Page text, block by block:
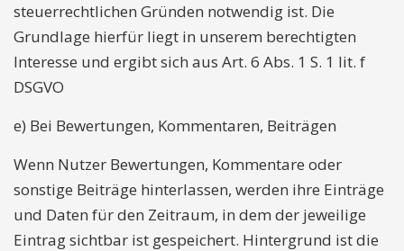
steuerrechtlichen Gründen notwendig ist. Die
Grundlage hierfür liegt in unserem berechtigten
Interesse und ergibt sich aus Art. 6 Abs. 1 S. 1 lit. f
DSGVO
e) Bei Bewertungen, Kommentaren, Beiträgen
Wenn Nutzer Bewertungen, Kommentare oder
sonstige Beiträge hinterlassen, werden ihre Einträge
und Daten für den Zeitraum, in dem der jeweilige
Eintrag sichtbar ist gespeichert. Hintergrund ist die